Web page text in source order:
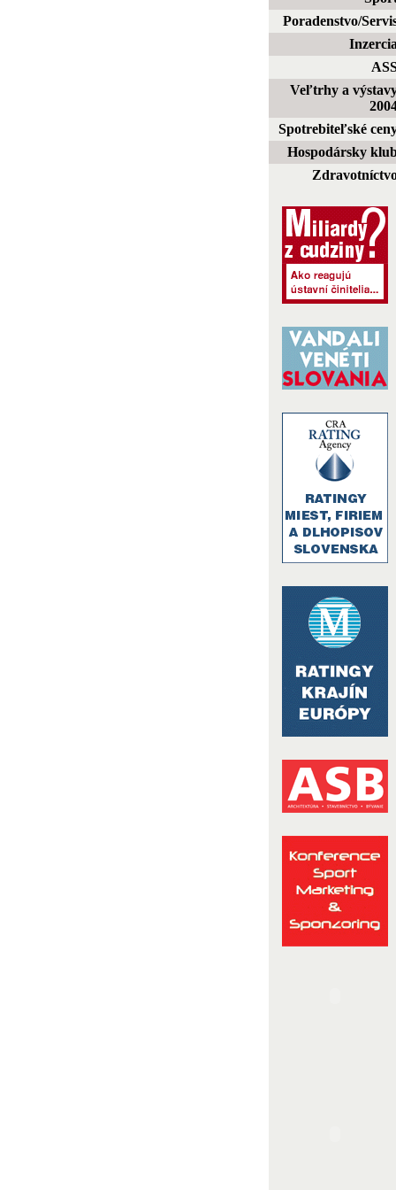
Poradenstvo/
Veľtrhy a
Spotrebiteľské
Hospodársky